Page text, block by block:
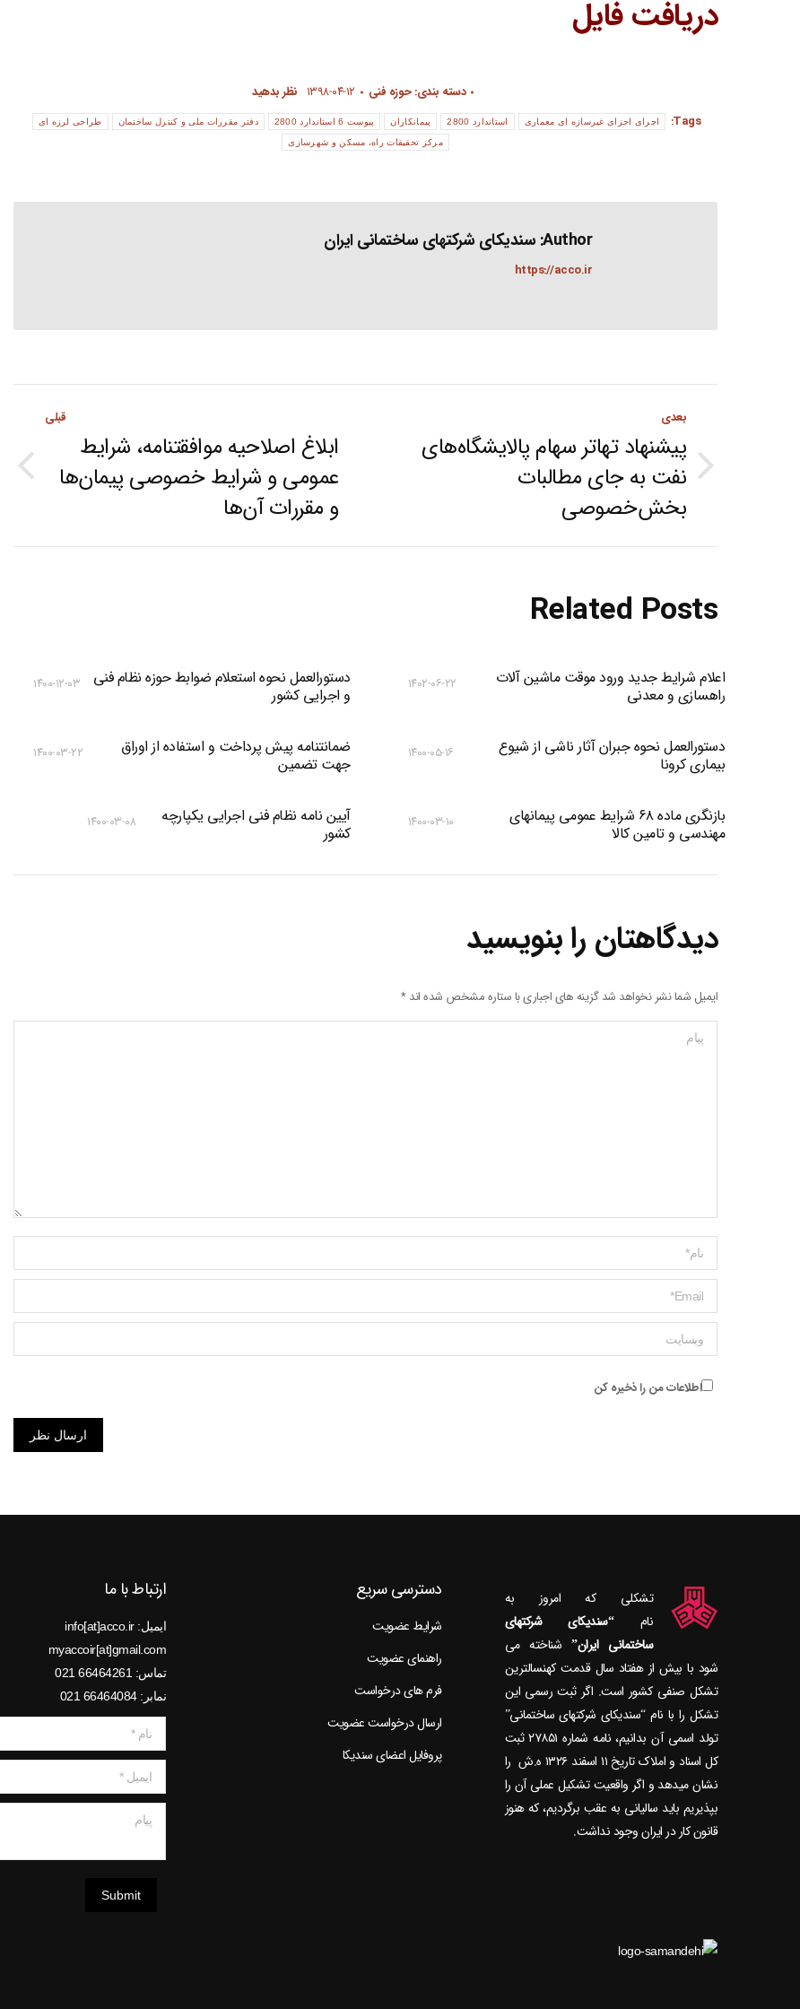
دریافت فایل
دسته بندی:حوزه فنی ۱۳۹۸-۰۴-۱۲ نظر بدهید
Tags:
اجرای اجزای غیرسازه ای معماری استاندارد 2800 پیمانکاران پیوست 6 استاندارد 2800 دفتر مقررات ملی و کنترل ساختمان طراحی لرزه ای
مرکز تحقیقات راه، مسکن و شهرسازی
Author: سندیکای شرکتهای ساختمانی ایران
https://acco.ir
Post
navigation
قبلی
Previous
ابلاغ اصلاحیه موافقتنامه، شرایط
عمومی و شرایط خصوصی پیمان‌ها
و مقررات آن‌ها
بعدی
Next
post:
پیشنهاد تهاتر سهام پالایشگاه‌های
نفت به جای مطالبات
بخش‌خصوصی
Related Posts
اعلام شرایط جدید ورود موقت ماشین آلات
راهسازی و معدنی
۱۴۰۲-۰۶-۲۲
دستورالعمل نحوه استعلام ضوابط حوزه نظام فنی
و اجرایی کشور
۱۴۰۰-۱۲-۰۳
دستورالعمل نحوه جبران آثار ناشی از شیوع
بیماری کرونا
۱۴۰۰-۰۵-۱۶
ضمانتنامه پیش پرداخت و استفاده از اوراق
جهت تضمین
۱۴۰۰-۰۳-۲۲
بازنگری ماده ۶۸ شرایط عمومی پیمانهای
مهندسی و تامین کالا
۱۴۰۰-۰۳-۱۰
آیین نامه نظام فنی اجرایی یکپارچه
کشور
۱۴۰۰-۰۳-۰۸
دیدگاهتان را بنویسید
ایمیل شما نشر نخواهد شد گزینه های اجباری با ستاره مشخص شده اند*
پیام
Name *
ایمیل *
وبسایت
اطلاعات من را ذخیره کن
ارسال نظر
تشکلی که امروز به
نام“سندیکای شرکتهای
ساختمانی ایران”
شود با بیش از هفتاد سال قدمت کهنسال‎ترین
تشکل صنفی کشور است. اگر ثبت رسمی این
تشکل را با نام “سندیکای شرکتهای ساختمانی”
تولد اسمی آن بدانیم، نامه شماره ۲۷۸۵۱ ثبت
کل اسناد و املاک تاریخ ۱۱ اسفند ۱۳۲۶ ه.ش را
نشان می‎دهد و اگر واقعیت تشکیل عملی آن را
بپذیریم باید سالیانی به عقب برگردیم، که هنوز
قانون کار در ایران وجود نداشت.
دسترسی سریع
شرایط عضویت
راهنمای عضویت
فرم های درخواست
ارسال درخواست عضویت
پروفایل اعضای سندیکا
ارتباط با ما
ایمیل: info[at]acco.ir
myaccoir[at]gmail.com
تماس: 66464261 021
نمابر: 66464084 021
نام *
ایمیل *
Submit